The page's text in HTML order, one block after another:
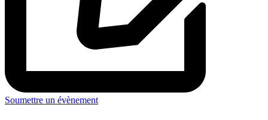
Soumettre un évènement